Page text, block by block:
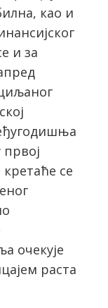
као и
и за
првој
се
очекује
раста